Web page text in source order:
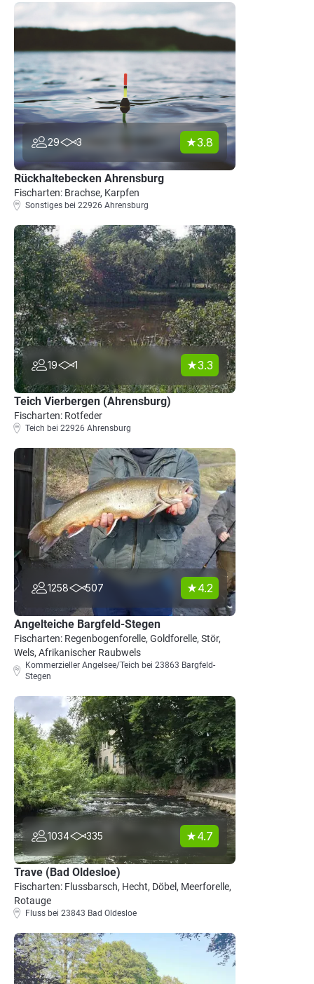
29 3 3.8
Rückhaltebecken Ahrensburg
Fischarten: Brachse, Karpfen
Sonstiges bei 22926 Ahrensburg
19 1 3.3
Teich Vierbergen (Ahrensburg)
Fischarten: Rotfeder
Teich bei 22926 Ahrensburg
1258 507 4.2
Angelteiche Bargfeld-Stegen
Fischarten: Regenbogenforelle, Goldforelle, Stör,
Wels, Afrikanischer Raubwels
Kommerzieller Angelsee/Teich bei 23863 Bargfeld-
Stegen
1034 335 4.7
Trave (Bad Oldesloe)
Fischarten: Flussbarsch, Hecht, Döbel, Meerforelle,
Rotauge
Fluss bei 23843 Bad Oldesloe